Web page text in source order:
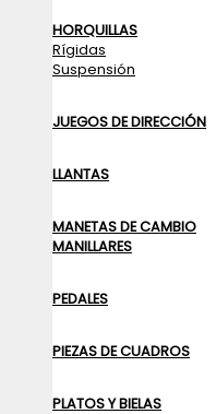
HORQUILLAS
Rígidas
Suspensión
JUEGOS DE DIRECCIÓN
LLANTAS
MANETAS DE CAMBIO
MANILLARES
PEDALES
PIEZAS DE CUADROS
PLATOS Y BIELAS